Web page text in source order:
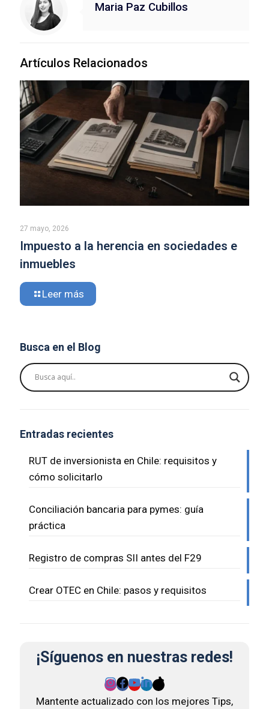
Maria Paz Cubillos
Artículos Relacionados
27 mayo, 2026
Impuesto a la herencia en sociedades e
inmuebles
Leer más
Busca en el Blog
Entradas recientes
RUT de inversionista en Chile: requisitos y
cómo solicitarlo
Conciliación bancaria para pymes: guía
práctica
Registro de compras SII antes del F29
Crear OTEC en Chile: pasos y requisitos
¡Síguenos en nuestras redes!
Mantente actualizado con los mejores Tips,